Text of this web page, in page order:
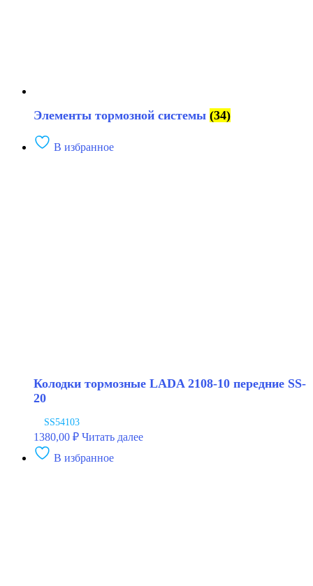
Элементы тормозной системы (34)
В избранное
Колодки тормозные LADA 2108-10 передние SS-
20
SS54103
1380,00 ₽ Читать далее
В избранное